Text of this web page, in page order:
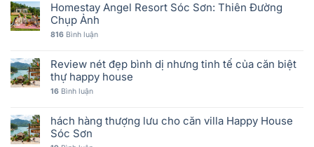
Homestay Angel Resort Sóc Sơn: Thiên Đường
Chụp Ảnh
816 Bình luận
Review nét đẹp bình dị nhưng tinh tế của căn biệt
thự happy house
16 Bình luận
hách hàng thượng lưu cho căn villa Happy House
Sóc Sơn